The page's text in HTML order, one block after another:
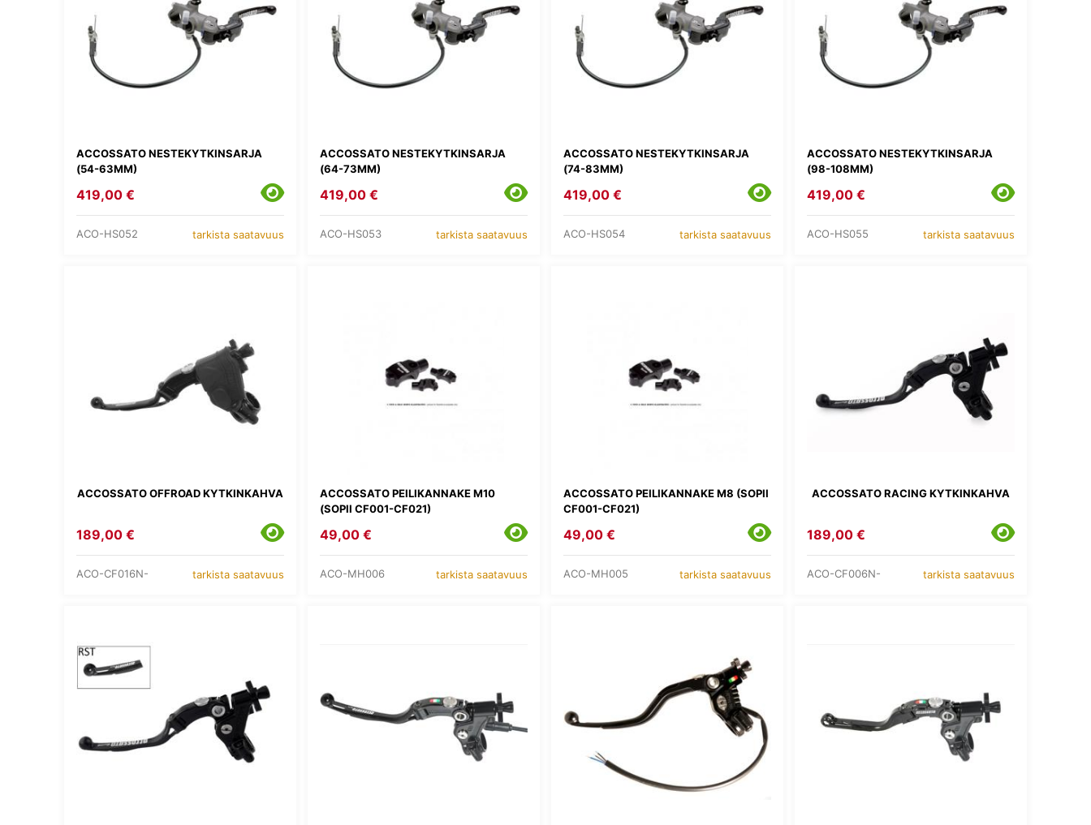
ACCOSSATO NESTEKYTKINSARJA
(54-63MM)
419,00 €
ACO-HS052 tarkista saatavuus
ACCOSSATO NESTEKYTKINSARJA
(64-73MM)
419,00 €
ACO-HS053 tarkista saatavuus
ACCOSSATO NESTEKYTKINSARJA
(74-83MM)
419,00 €
ACO-HS054 tarkista saatavuus
ACCOSSATO NESTEKYTKINSARJA
(98-108MM)
419,00 €
ACO-HS055 tarkista saatavuus
ACCOSSATO OFFROAD KYTKINKAHVA
189,00 €
ACO-CF016N- tarkista saatavuus
ACCOSSATO PEILIKANNAKE M10
(SOPII CF001-CF021)
49,00 €
ACO-MH006 tarkista saatavuus
ACCOSSATO PEILIKANNAKE M8 (SOPII
CF001-CF021)
49,00 €
ACO-MH005 tarkista saatavuus
ACCOSSATO RACING KYTKINKAHVA
189,00 €
ACO-CF006N- tarkista saatavuus